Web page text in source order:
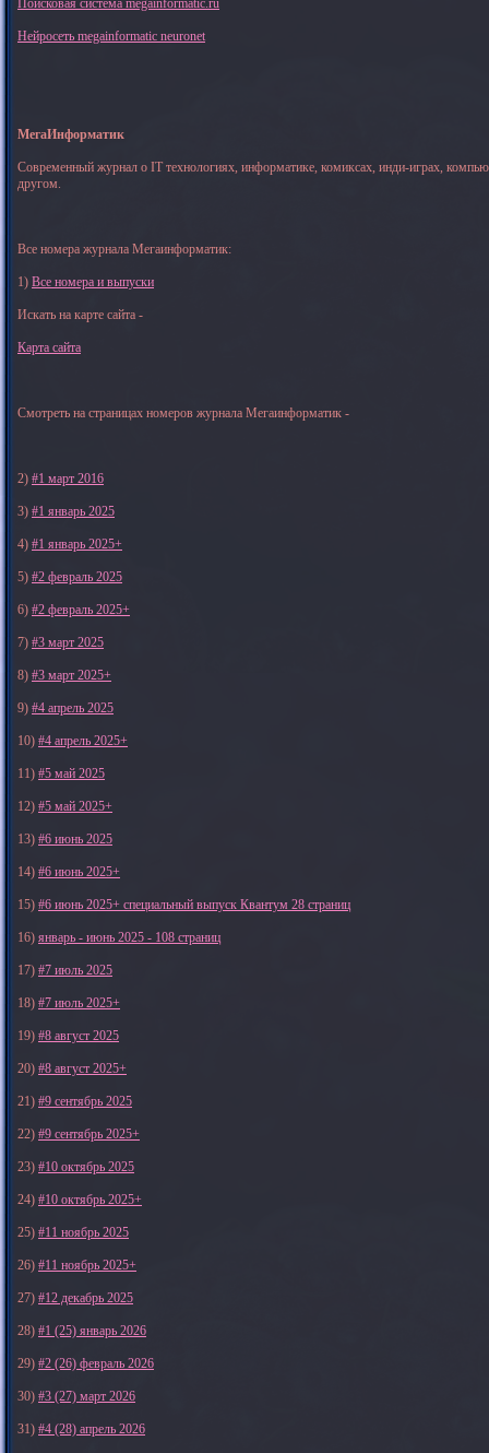
Поисковая система megainformatic.ru
Нейросеть megainformatic neuronet
МегаИнформатик
Современный журнал о IT технологиях, информатике, комиксах, инди-играх,
другом.
Все номера журнала Мегаинформатик:
1) Все номера и выпуски
Искать на карте сайта -
Карта сайта
Смотреть на страницах номеров журнала Мегаинформатик -
2) #1 март 2016
3) #1 январь 2025
4) #1 январь 2025+
5) #2 февраль 2025
6) #2 февраль 2025+
7) #3 март 2025
8) #3 март 2025+
9) #4 апрель 2025
10) #4 апрель 2025+
11) #5 май 2025
12) #5 май 2025+
13) #6 июнь 2025
14) #6 июнь 2025+
15) #6 июнь 2025+ специальный выпуск Квантум 28 страниц
16) январь - июнь 2025 - 108 страниц
17) #7 июль 2025
18) #7 июль 2025+
19) #8 август 2025
20) #8 август 2025+
21) #9 сентябрь 2025
22) #9 сентябрь 2025+
23) #10 октябрь 2025
24) #10 октябрь 2025+
25) #11 ноябрь 2025
26) #11 ноябрь 2025+
27) #12 декабрь 2025
28) #1 (25) январь 2026
29) #2 (26) февраль 2026
30) #3 (27) март 2026
31) #4 (28) апрель 2026